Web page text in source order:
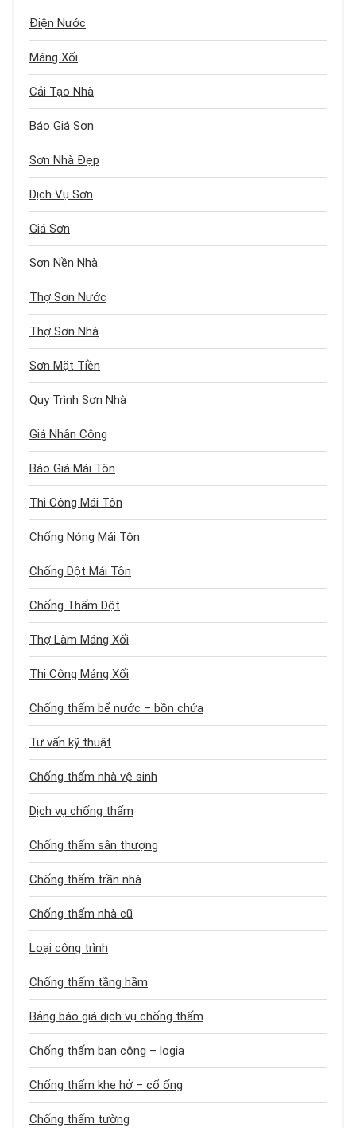
Điện Nước
Máng Xối
Cải Tạo Nhà
Báo Giá Sơn
Sơn Nhà Đẹp
Dịch Vụ Sơn
Giá Sơn
Sơn Nền Nhà
Thợ Sơn Nước
Thợ Sơn Nhà
Sơn Mặt Tiền
Quy Trình Sơn Nhà
Giá Nhân Công
Báo Giá Mái Tôn
Thi Công Mái Tôn
Chống Nóng Mái Tôn
Chống Dột Mái Tôn
Chống Thấm Dột
Thợ Làm Máng Xối
Thi Công Máng Xối
Chống thấm bể nước – bồn chứa
Tư vấn kỹ thuật
Chống thấm nhà vệ sinh
Dịch vụ chống thấm
Chống thấm sân thượng
Chống thấm trần nhà
Chống thấm nhà cũ
Loại công trình
Chống thấm tầng hầm
Bảng báo giá dịch vụ chống thấm
Chống thấm ban công – logia
Chống thấm khe hở – cổ ống
Chống thấm tường